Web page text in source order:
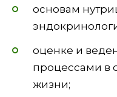
основам
оценке и
процессами в
жизни;